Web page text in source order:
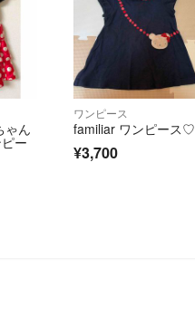
ゃん
ー
ワンピース
familiar ワンピース♡
¥3,700